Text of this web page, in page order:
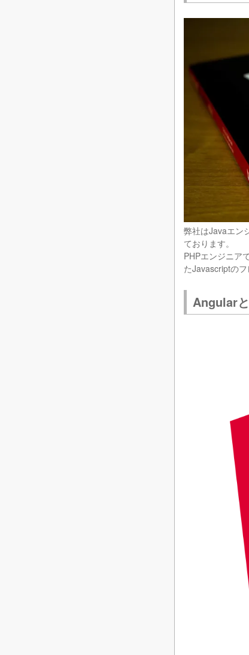
弊社はJavaエン
ております。
PHPエンジニア
たJavascriptの
Angular